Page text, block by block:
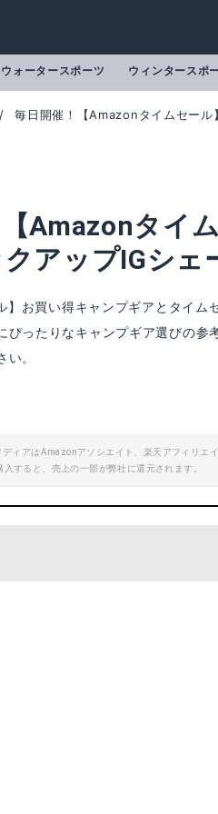
ウォータースポーツ ウィンタースポ
毎日開催！【Amazonタイムセール
Amazonタイ
アップIGシェ
】お買い得キャンプギアとタイ
ぴったりなキャンプギア選びの
い。
ィアはAmazonアソシエイト、楽天アフィリエ
すると、売上の一部が弊社に還元されます。